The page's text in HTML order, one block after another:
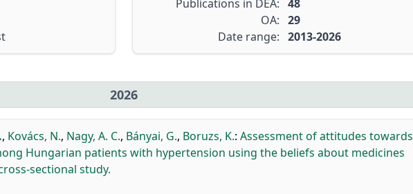
Publications in DEA: 48
OA: 29
Date range: 2013-2026
2026
, Kovács, N., Nagy, A. C., Bányai, G., Boruzs, K.: Assessment of attitudes towards
Hungarian patients with hypertension using the beliefs about medicines
sectional study.